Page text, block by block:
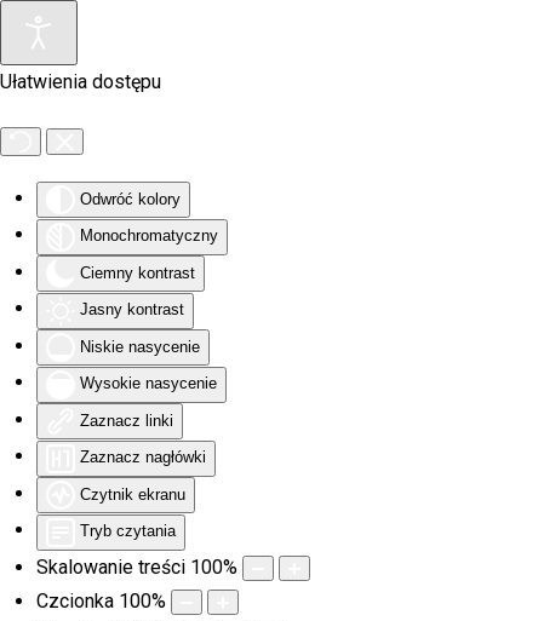
Ułatwienia dostępu
Odwróć kolory
Monochromatyczny
Ciemny kontrast
Jasny kontrast
Niskie nasycenie
Wysokie nasycenie
Zaznacz linki
Zaznacz nagłówki
Czytnik ekranu
Tryb czytania
Skalowanie treści 100%
Czcionka 100%
Skip to main content